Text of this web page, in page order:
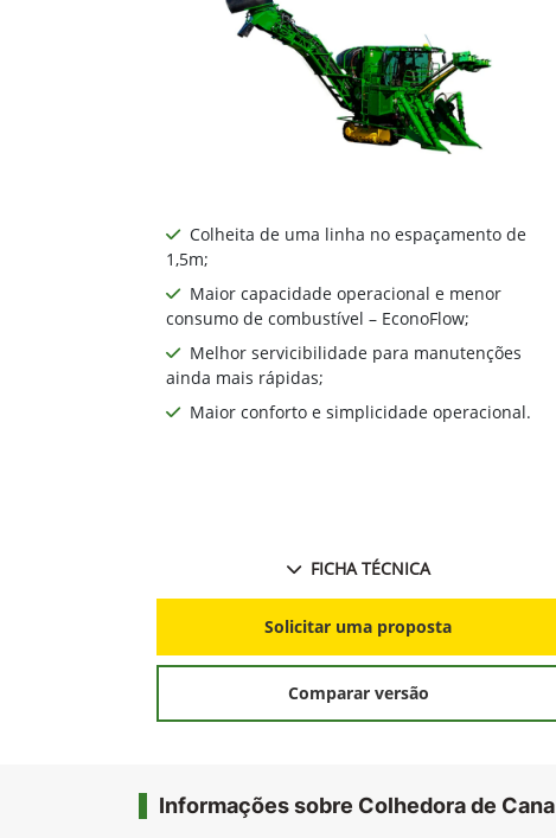
Colheita de uma linha no espaçamento de
1,5m;
Maior capacidade operacional e menor
consumo de combustível – EconoFlow;
Melhor servicibilidade para manutenções
ainda mais rápidas;
Maior conforto e simplicidade operacional.
FICHA TÉCNICA
Solicitar uma proposta
Comparar versão
Informações sobre Colhedora de Cana